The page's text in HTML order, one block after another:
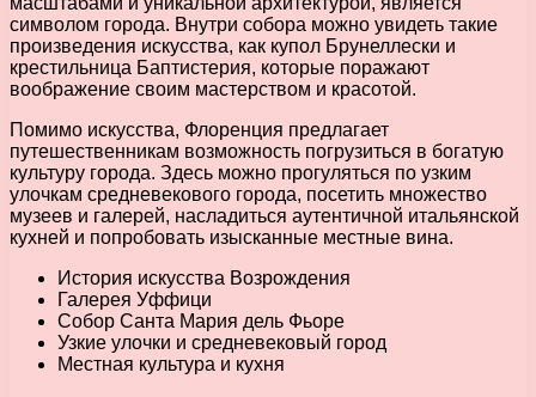
символом города. Внутри собора можно увидеть такие
произведения искусства, как купол Брунеллески и
крестильница Баптистерия, которые поражают
воображение своим мастерством и красотой.
Помимо искусства, Флоренция предлагает
путешественникам возможность погрузиться в богатую
культуру города. Здесь можно прогуляться по узким
улочкам средневекового города, посетить множество
музеев и галерей, насладиться аутентичной итальянской
кухней и попробовать изысканные местные вина.
История искусства Возрождения
Галерея Уффици
Собор Санта Мария дель Фьоре
Узкие улочки и средневековый город
Местная культура и кухня